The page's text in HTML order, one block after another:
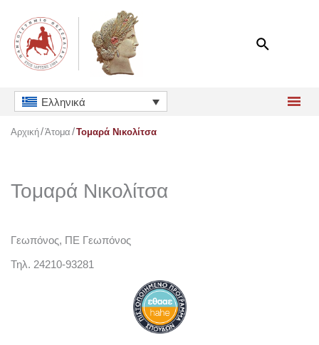
περιεχόμενο
Ελληνικά
Αρχική Άτομα Τομαρά Νικολίτσα
Τομαρά Νικολίτσα
Γεωπόνος, ΠΕ Γεωπόνος
Τηλ. 24210-93281